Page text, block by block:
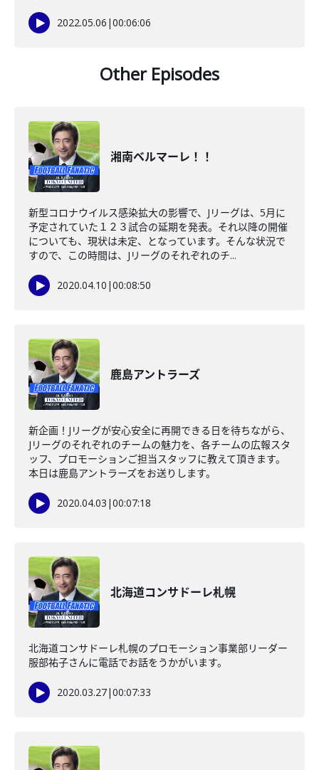
2022.05.06 |00:06:06
Other Episodes
湘南ベルマーレ！！
新型コロナウイルス感染拡大の影響で、Jリーグは、5月に
予定されていた１２３試合の延期を発表。それ以降の開催
についても、現状は未定、となっています。そんな状況で
すので、この時間は、Jリーグのそれぞれのチ...
2020.04.10 |00:08:50
鹿島アントラーズ
新企画！Jリーグが安心安全に再開できる日を待ちながら、
Jリーグのそれぞれのチームの魅力を、各チームの広報スタ
ッフ、プロモーションご担当スタッフに教えて頂きます。
本日は鹿島アントラーズをお送りします。
2020.04.03 |00:07:18
北海道コンサドーレ札幌
北海道コンサドーレ札幌のプロモーション事業部リーダー
服部祐子さんに電話でお話をうかがいます。
2020.03.27|00:07:33